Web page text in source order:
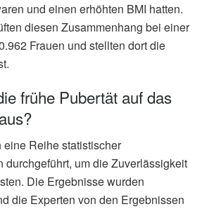
und einen erhöhten BMI hatten.
diesen Zusammenhang bei einer
Frauen und stellten dort die
frühe Pubertät auf das
Reihe statistischer
durchgeführt, um die Zuverlässigkeit
Die Ergebnisse wurden
die Experten von den Ergebnissen